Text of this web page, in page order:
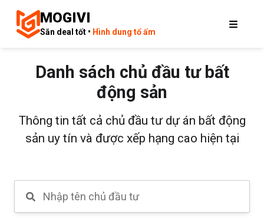
MOGIVI
Săn deal tốt • Hình dung tổ ấm
Danh sách chủ đầu tư bất
động sản
Thông tin tất cả chủ đầu tư dự án bất động
sản uy tín và được xếp hạng cao hiện tại